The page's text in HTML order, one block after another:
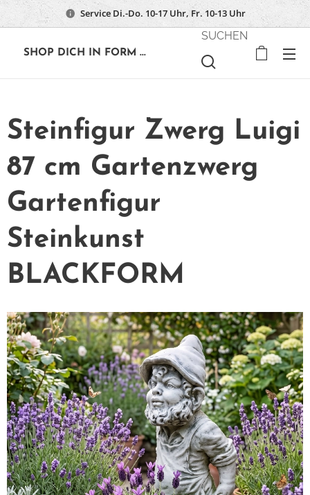
Service Di.-Do. 10-17 Uhr, Fr. 10-13 Uhr
SHOP DICH IN FORM ...
SUCHEN
Steinfigur Zwerg Luigi
87 cm Gartenzwerg
Gartenfigur
Steinkunst
BLACKFORM